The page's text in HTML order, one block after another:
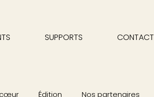
SUPPORTS CONTACT
Édition Nos partenaires